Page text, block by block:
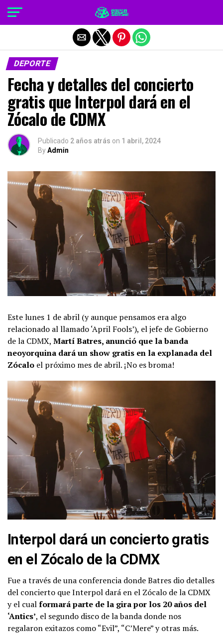
DEPORTE
Fecha y detalles del concierto
gratis que Interpol dará en el
Zócalo de CDMX
Publicado 2 años atrás on 1 abril, 2024
ByAdmin
Este lunes 1 de abril (y aunque pensamos era algo
relacionado al llamado ‘April Fools’), el jefe de Gobierno
de la CDMX, Martí Batres, anunció que la banda
neoyorquina dará un show gratis en la explanada del
Zócalo el próximo mes de abril. ¡No es broma!
Interpol dará un concierto gratis
en el Zócalo de la CDMX
Fue a través de una conferencia donde Batres dio detalles
del concierto que Interpol dará en el Zócalo de la CDMX
y el cualformará parte de la gira por los 20 años del
‘Antics’, el segundo disco de la banda donde nos
regalaron exitazos como “Evil”, “C’Mere” y otras más.
Salir de la versión móvil